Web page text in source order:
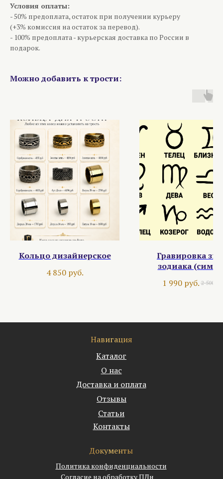
Условия оплаты:
- 50% предоплата, остаток при получении курьеру
(+3% комиссия на остаток за перевод).
- 100% предоплата - курьерская доставка по России в
подарок.
Можно добавить к трости:
Кольцо дизайнерское
4 850 руб.
Гравировка
зодиака
1 990 руб. 2 500
Навигация
Каталог
О нас
Доставка и оплата
Политика конфиденциальности
Отзывы
Статьи
Контакты
Документы
Согласие на обработку ПДн